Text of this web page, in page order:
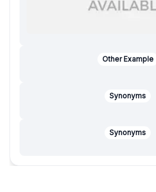
Other Example
Synonyms
Synonyms